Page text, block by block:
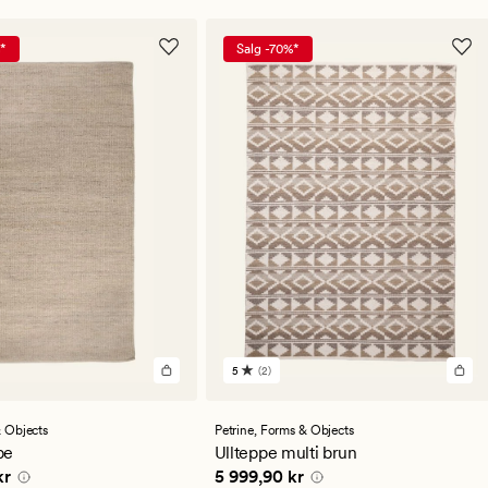
Objects
kr
Salg -70%*
2
en
gjennomsnittlig
vurdering
på
5 (2)
Petrine, Forms & Objects
Ullteppe multi brun
Pris 5 999,90 kr
5 999,90 kr